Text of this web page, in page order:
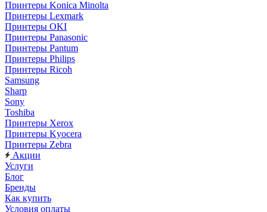
Принтеры Konica Minolta
Принтеры Lexmark
Принтеры OKI
Принтеры Panasonic
Принтеры Pantum
Принтеры Philips
Принтеры Ricoh
Samsung
Sharp
Sony
Toshiba
Принтеры Xerox
Принтеры Kyocera
Принтеры Zebra
Акции
Услуги
Блог
Бренды
Как купить
Условия оплаты